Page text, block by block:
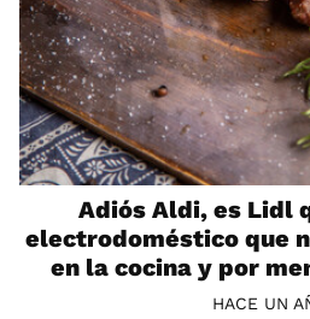
Adiós Aldi, es Lidl
electrodoméstico que
en la cocina y por
HACE UN